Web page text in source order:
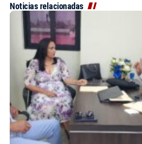
Noticias relacionadas